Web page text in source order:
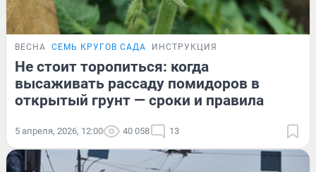
ВЕСНА СЕМЬ КРУГОВ САДА ИНСТРУКЦИЯ
Не стоит торопиться: когда
высаживать рассаду помидоров в
открытый грунт — сроки и правила
5 апреля, 2026, 12:00 40 058 13